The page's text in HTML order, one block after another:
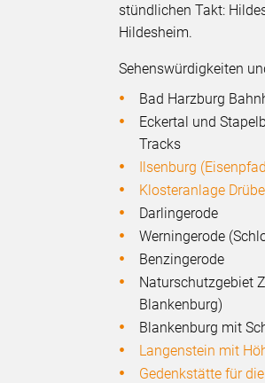
stündlichen Takt:
Hildesheim.
Sehenswürdigkeiten
Bad Harzburg
Eckertal und
Tracks
Ilsenburg
Klosteranlage
Darlingerode
Werningerode
Benzingerode
Naturschutzgebiet
Blankenburg)
Blankenburg mit
Langenstein mit
Gedenkstätte für